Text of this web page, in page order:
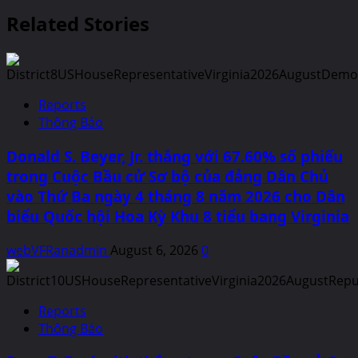
Related Stories
Reports
Thông Báo
Donald S. Beyer, Jr. thắng với 67.60% số phiếu
trong Cuộc Bầu cử Sơ bộ của đảng Dân Chủ
vào Thứ Ba ngày 4 tháng 8 năm 2026 cho Dân
biểu Quốc hội Hoa Kỳ Khu 8 tiểu bang Virginia
webVFRanadmin August 6, 2026 0
Reports
Thông Báo